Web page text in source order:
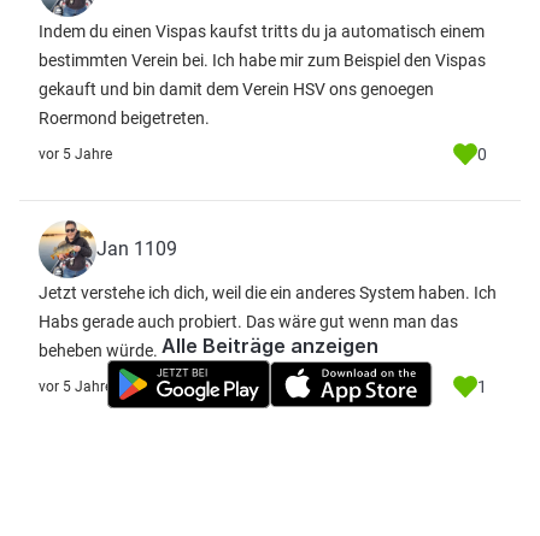
Indem du einen Vispas kaufst tritts du ja automatisch einem
bestimmten Verein bei. Ich habe mir zum Beispiel den Vispas
gekauft und bin damit dem Verein HSV ons genoegen
Roermond beigetreten.
vor 5 Jahre 0
Jan 1109
Jetzt verstehe ich dich, weil die ein anderes System haben. Ich
Habs gerade auch probiert. Das wäre gut wenn man das
beheben würde.
vor 5 Jahre 1
Alle Beiträge anzeigen